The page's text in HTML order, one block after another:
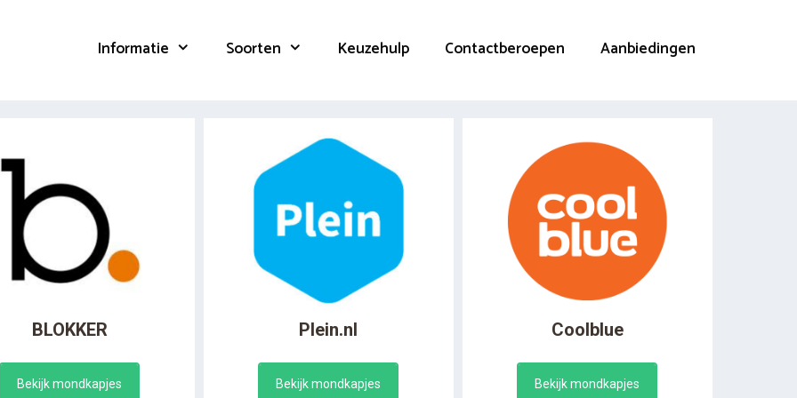
Informatie Soorten Keuzehulp Contactberoepen Aanbiedingen
BLOKKER
Bekijk mondkapjes
Plein.nl
Bekijk mondkapjes
Coolblue
Bekijk mondkapjes